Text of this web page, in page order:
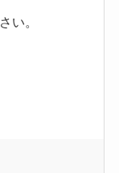
い。